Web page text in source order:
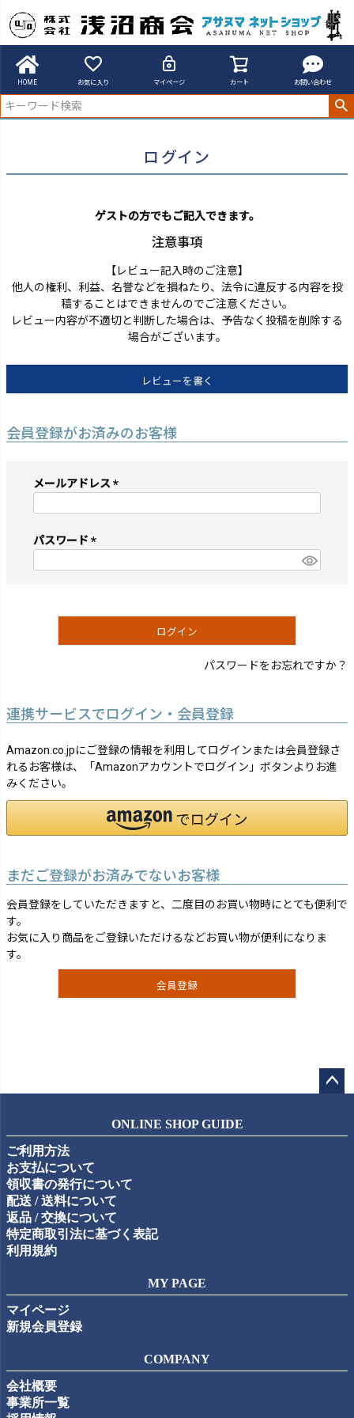
HOME お気に入り マイページ カート お問い合わせ
アサヌマネットショップ
ログイン
ゲストの方でもご記入できます。
注意事項
【レビュー記入時のご注意】
他人の権利、利益、名誉などを損ねたり、法令に違反する内容を投
稿することはできませんのでご注意ください。
レビュー内容が不適切と判断した場合は、予告なく投稿を削除する
場合がございます。
レビューを書く
会員登録がお済みのお客様
メールアドレス
須)
パスワード
須)
ログイン
パスワードをお忘れですか？
連携サービスでログイン・会員登録
Amazon.co.jpにご登録の情報を利用してログインまたは会員登録さ
れるお客様は、「Amazonアカウントでログイン」ボタンよりお進
みください。
まだご登録がお済みでないお客様
会員登録をしていただきますと、二度目のお買い物時にとても便利で
す。
お気に入り商品をご登録いただけるなどお買い物が便利になりま
す。
会員登録
ップ
ONLINE SHOP GUIDE
ご利用方法
お支払について
領収書の発行について
配送 / 送料について
返品 / 交換について
特定商取引法に基づく表記
利用規約
MY PAGE
マイページ
新規会員登録
COMPANY
会社概要
事業所一覧